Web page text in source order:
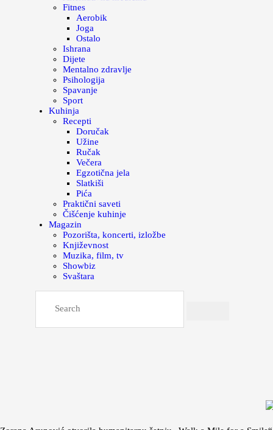
Fitnes
Aerobik
Joga
Ostalo
Ishrana
Dijete
Mentalno zdravlje
Psihologija
Spavanje
Sport
Kuhinja
Recepti
Doručak
Užine
Ručak
Večera
Egzotična jela
Slatkiši
Pića
Praktični saveti
Čišćenje kuhinje
Magazin
Pozorišta, koncerti, izložbe
Književnost
Muzika, film, tv
Showbiz
Svaštara